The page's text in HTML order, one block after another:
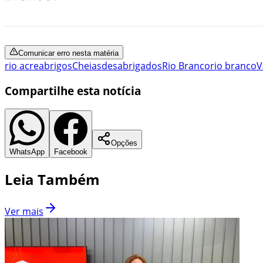
Comunicar erro nesta matéria
rio acreabrigosCheiasdesabrigadosRio Brancorio branco
Compartilhe esta notícia
WhatsApp Facebook
Opções
Leia Também
Ver mais